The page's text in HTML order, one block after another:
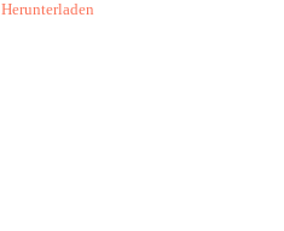
Herunterladen